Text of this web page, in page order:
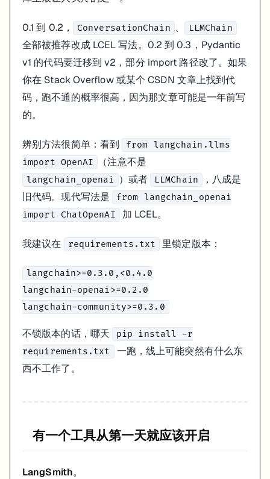
0.1 到 0.2， ConversationChain 、 LLMChain
全部被推荐改成 LCEL 写法。0.2 到 0.3，Pydantic
v1 的代码要迁移到 v2，部分 import 路径改了。如果
你在 Stack Overflow 或某个 CSDN 文章上找到代
码，跑不通的概率很高，因为那文章可能是一年前写
的。
辨别方法很简单：看到
from langchain.llms
import OpenAI
（注意不是
langchain_openai ）或者 LLMChain
，八成是
旧代码。现代写法是
from langchain_openai
import ChatOpenAI
加 LCEL。
我建议在 requirements.txt 里锁定版本：
langchain>=0.3.0,<0.4.0
langchain-openai>=0.2.0
不锁版本的话，哪天
pip install -r
requirements.txt
一跑，线上可能突然有什么东
西不工作了。
有一个工具从第一天就应该开启
LangSmith。